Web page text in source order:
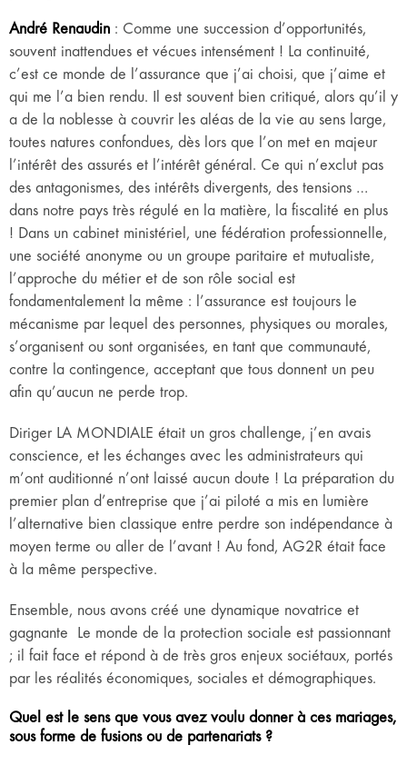
André Renaudin : Comme une succession d’opportunités,
souvent inattendues et vécues intensément ! La continuité,
c’est ce monde de l’assurance que j’ai choisi, que j’aime et
qui me l’a bien rendu. Il est souvent bien critiqué, alors qu’il y
a de la noblesse à couvrir les aléas de la vie au sens large,
toutes natures confondues, dès lors que l’on met en majeur
l’intérêt des assurés et l’intérêt général. Ce qui n’exclut pas
des antagonismes, des intérêts divergents, des tensions …
dans notre pays très régulé en la matière, la fiscalité en plus
! Dans un cabinet ministériel, une fédération professionnelle,
une société anonyme ou un groupe paritaire et mutualiste,
l’approche du métier et de son rôle social est
fondamentalement la même : l’assurance est toujours le
mécanisme par lequel des personnes, physiques ou morales,
s’organisent ou sont organisées, en tant que communauté,
contre la contingence, acceptant que tous donnent un peu
afin qu’aucun ne perde trop.
Diriger LA MONDIALE était un gros challenge, j’en avais
conscience, et les échanges avec les administrateurs qui
m’ont auditionné n’ont laissé aucun doute ! La préparation du
premier plan d’entreprise que j’ai piloté a mis en lumière
l’alternative bien classique entre perdre son indépendance à
moyen terme ou aller de l’avant ! Au fond, AG2R était face
à la même perspective.
Ensemble, nous avons créé une dynamique novatrice et
gagnante Le monde de la protection sociale est passionnant
; il fait face et répond à de très gros enjeux sociétaux, portés
par les réalités économiques, sociales et démographiques.
Quel est le sens que vous avez voulu donner à ces mariages,
sous forme de fusions ou de partenariats ?